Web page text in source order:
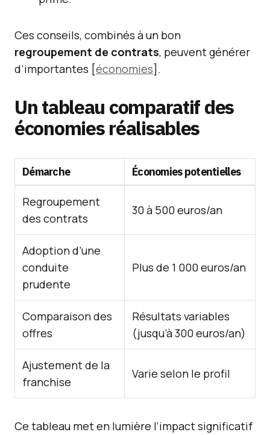
Ces conseils, combinés à un bon
regroupement de contrats, peuvent générer
d’importantes [économies].
Un tableau comparatif des
économies réalisables
Démarche Économies potentielles
Regroupement
des contrats
30 à 500 euros/an
Adoption d’une
conduite
prudente
Plus de 1 000 euros/an
Comparaison des
offres
Résultats variables
(jusqu’à 300 euros/an)
Ajustement de la
franchise
Varie selon le profil
Ce tableau met en lumière l’impact significatif